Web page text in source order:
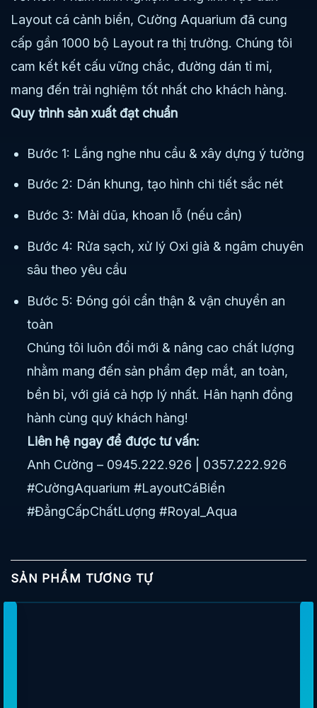
Layout cá cảnh biển, Cường Aquarium đã cung
cấp gần 1000 bộ Layout ra thị trường. Chúng tôi
cam kết kết cấu vững chắc, đường dán tỉ mỉ,
mang đến trải nghiệm tốt nhất cho khách hàng.
Quy trình sản xuất đạt chuẩn
Bước 1: Lắng nghe nhu cầu & xây dựng ý tưởng
Bước 2: Dán khung, tạo hình chi tiết sắc nét
Bước 3: Mài dũa, khoan lỗ (nếu cần)
Bước 4: Rửa sạch, xử lý Oxi già & ngâm chuyên
sâu theo yêu cầu
Bước 5: Đóng gói cẩn thận & vận chuyển an
toàn
Chúng tôi luôn đổi mới & nâng cao chất lượng
nhằm mang đến sản phẩm đẹp mắt, an toàn,
bền bỉ, với giá cả hợp lý nhất. Hân hạnh đồng
hành cùng quý khách hàng!
Liên hệ ngay để được tư vấn:
Anh Cường – 0945.222.926 | 0357.222.926
#CườngAquarium #LayoutCáBiển
#ĐẳngCấpChấtLượng #Royal_Aqua
SẢN PHẨM TƯƠNG TỰ